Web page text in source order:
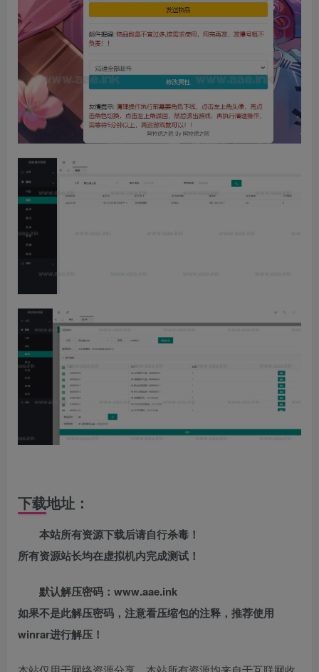
下载地址：
本站所有资源下载后请自行杀毒！
所有资源站长均在虚拟机内完成测试！
默认解压密码：www.aae.ink
如果不是此解压密码，注意看压缩包的注释，推荐使用
winrar进行解压！